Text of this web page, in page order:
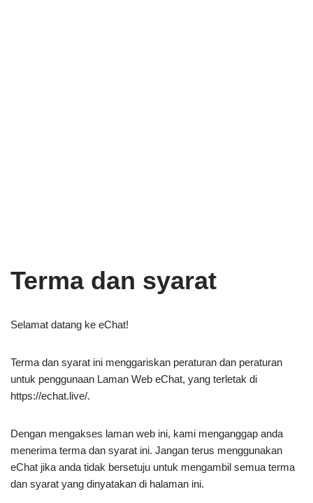
Terma dan syarat
Selamat datang ke eChat!
Terma dan syarat ini menggariskan peraturan dan peraturan
untuk penggunaan Laman Web eChat, yang terletak di
https://echat.live/.
Dengan mengakses laman web ini, kami menganggap anda
menerima terma dan syarat ini. Jangan terus menggunakan
eChat jika anda tidak bersetuju untuk mengambil semua terma
dan syarat yang dinyatakan di halaman ini.